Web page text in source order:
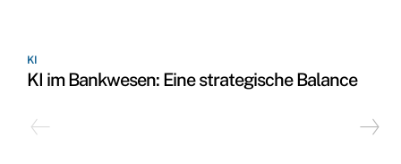
KI
KI im Bankwesen: Eine strategische Balance